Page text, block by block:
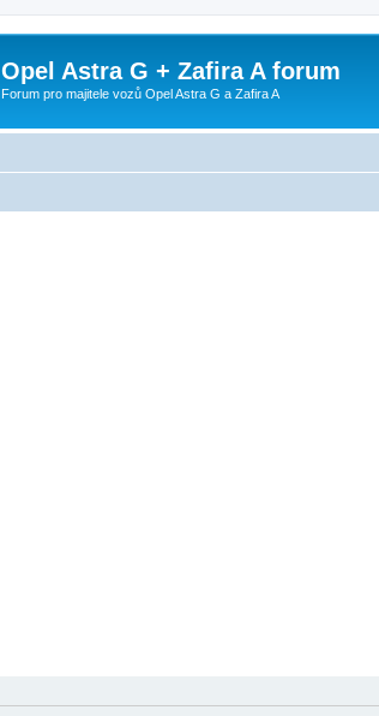
Opel Astra G + Zafira A forum
Forum pro majitele vozů Opel Astra G a Zafira A